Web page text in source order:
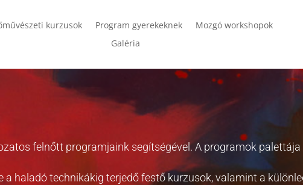
kurzusok Program gyerekeknek
Mozgó workshopok
Galéria
felnőtt programjaink segítségével. A programok
a haladó technikákig terjedő festő kurzusok, valamint a